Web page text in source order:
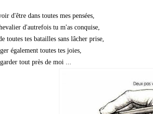
d'être dans toutes mes pensées,
d'autrefois tu m'as conquise,
toutes tes batailles sans lâcher prise,
également toutes tes joies,
tout près de moi ...